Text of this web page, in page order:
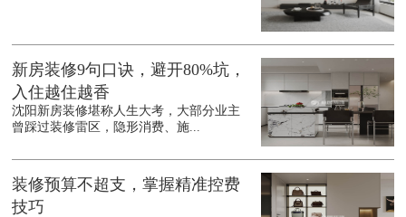
新房装修9句口诀，避开80%坑，
入住越住越香
沈阳新房装修堪称人生大考，大部分业主
曾踩过装修雷区，隐形消费、施...
装修预算不超支，掌握精准控费
技巧